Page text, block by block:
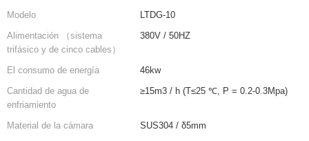
Modelo
LTDG-10
Alimentación （sistema
trifásico y de cinco cables）
380V / 50HZ
El consumo de energía
46kw
Cantidad de agua de
enfriamiento
≥15m3 / h (T≤25 ℃, P = 0.2-0.3Mpa)
Material de la cámara
SUS304 / δ5mm